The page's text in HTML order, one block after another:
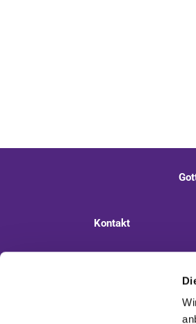
Kontakt
Ev.